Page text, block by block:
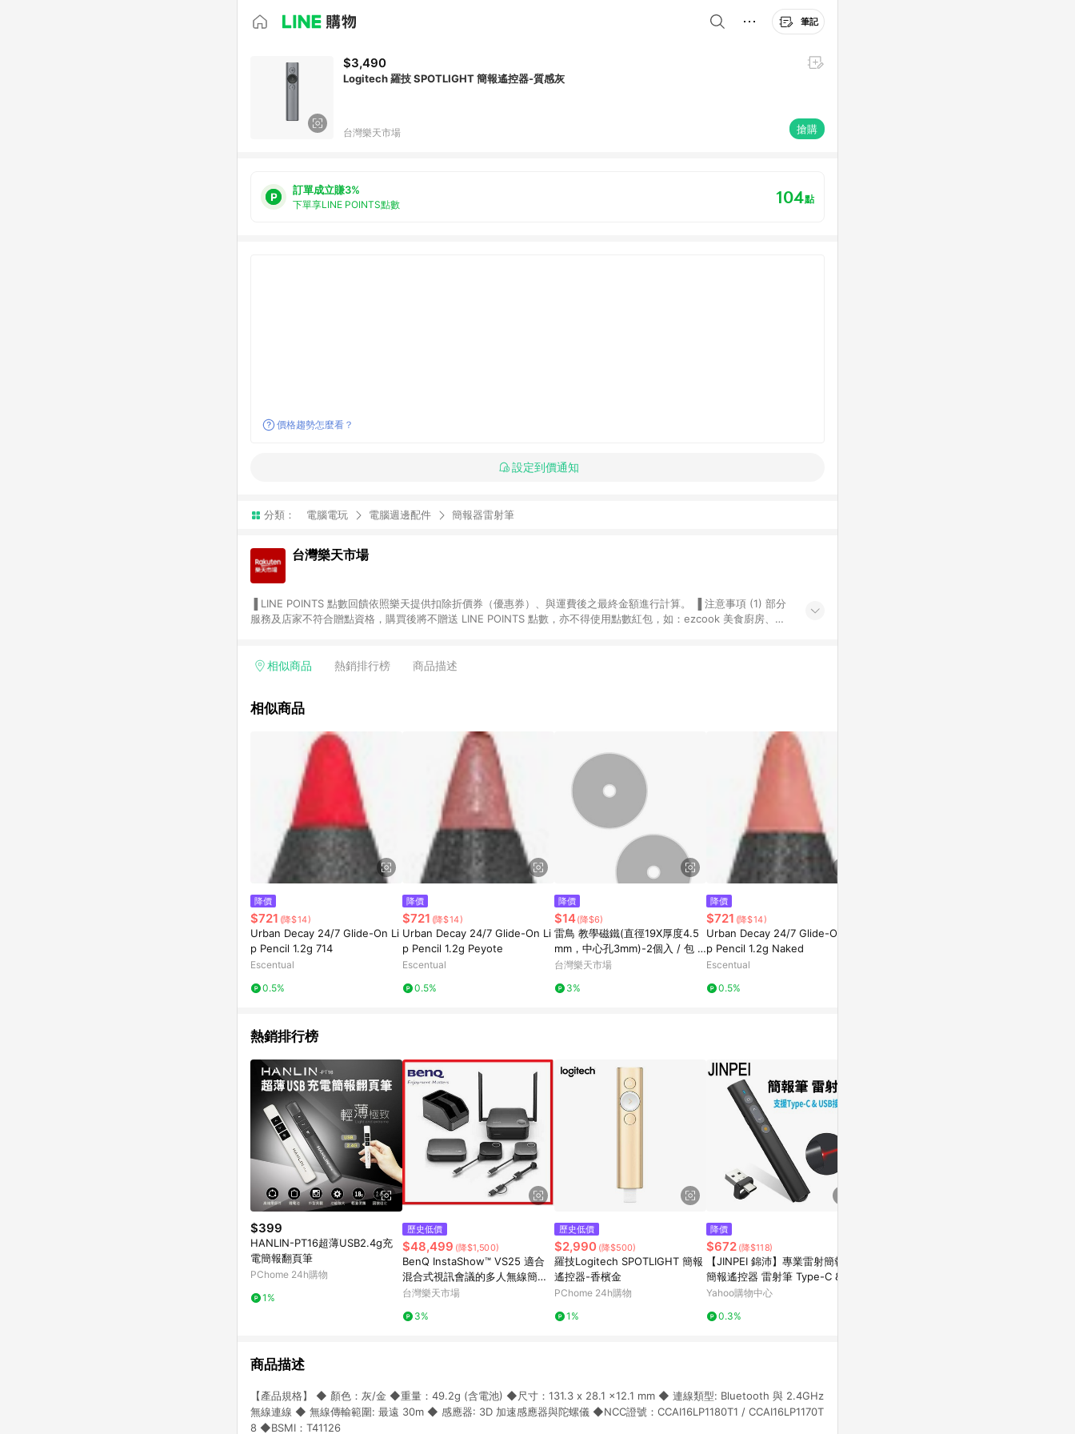
筆記
$3,490
Logitech 羅技 SPOTLIGHT 簡報遙控器-質感灰
台灣樂天市場 搶購
訂單成立賺3%
下單享LINE POINTS點數 104點
價格趨勢怎麼看？
設定到價通知
分類： 電腦電玩 電腦週邊配件 簡報器雷射筆
台灣樂天市場
服務及店家不符合贈點資格，購買後將不贈送 LINE POINTS 點數，亦不得使用點數紅包，如：ezcook 美食廚房、樂
享有 LINE POINTS 回饋。 (3) 若購買之訂單（包含預購商品）未符合樂天市場 45 天內完成訂單出貨及結帳，則不符
會有時間差，如顯示之商品規格、顏色、價位、贈品與台灣樂天市場銷售網頁不符，以銷售網頁標示為準。 (6) 導購訂
點數回饋或點數回饋有爭議，台灣樂天市場保有更改條款與法律追訴之權利，活動詳情以樂天市場網站公告為準。
相似商品 熱銷排行榜 商品描述
相似商品
降價
$721 (降$14)
Urban Decay 24/7 Glide-On Li
p Pencil 1.2g 714
Escentual
0.5%
降價
$721 (降$14)
Urban Decay 24/7 Glide-On Li
p Pencil 1.2g Peyote
Escentual
0.5%
降價
$14(降$6)
雷鳥 教學磁鐵(直徑19X厚度4.5
mm，中心孔3mm)-2個入 / 包 L
T-3304｜領券最高折$220
台灣樂天市場
3%
降價
$721 (降$14)
Urban Decay 24/7 Glide-On Li
p Pencil 1.2g Naked
Escentual
0.5%
熱銷排行榜
$399
HANLIN-PT16超薄USB2.4g充
電簡報翻頁筆
PChome 24h購物
1%
歷史低價
$48,499 (降$1,500)
BenQ InstaShow™ VS25 適合
混合式視訊會議的多人無線簡報
系統
台灣樂天市場
3%
歷史低價
$2,990 (降$500)
羅技Logitech SPOTLIGHT 簡報
遙控器-香檳金
PChome 24h購物
1%
降價
$672 (降$118)
【JINPEI 錦沛】專業雷射簡報筆
簡報遙控器 雷射筆 Type-C & U
SB-A 雙頭 JL-02B
Yahoo購物中心
0.3%
商品描述
【產品規格】 ◆ 顏色：灰/金 ◆重量：49.2g (含電池) ◆尺寸：131.3 x 28.1 x12.1 mm ◆ 連線類型: Bluetooth 與 2.4GHz
無線連線 ◆ 無線傳輸範圍: 最遠 30m ◆ 感應器: 3D 加速感應器與陀螺儀 ◆NCC證號：CCAI16LP1180T1 / CCAI16LP1170T
8 ◆BSMI：T41126